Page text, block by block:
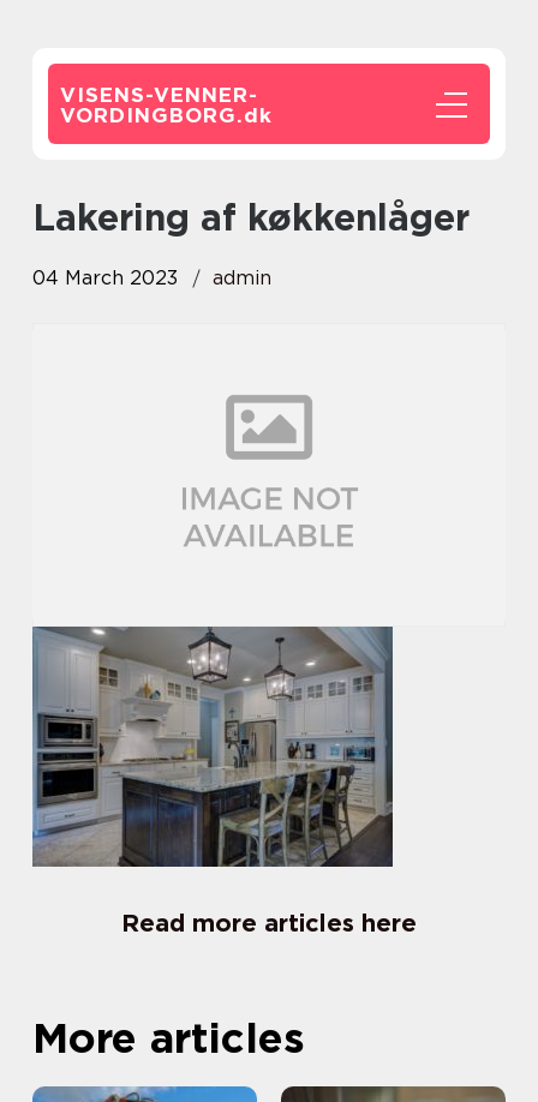
VISENS-VENNER-
VORDINGBORG.dk
lakering af køkkenlåger
04 March 2023 admin
Read more articles here
More articles